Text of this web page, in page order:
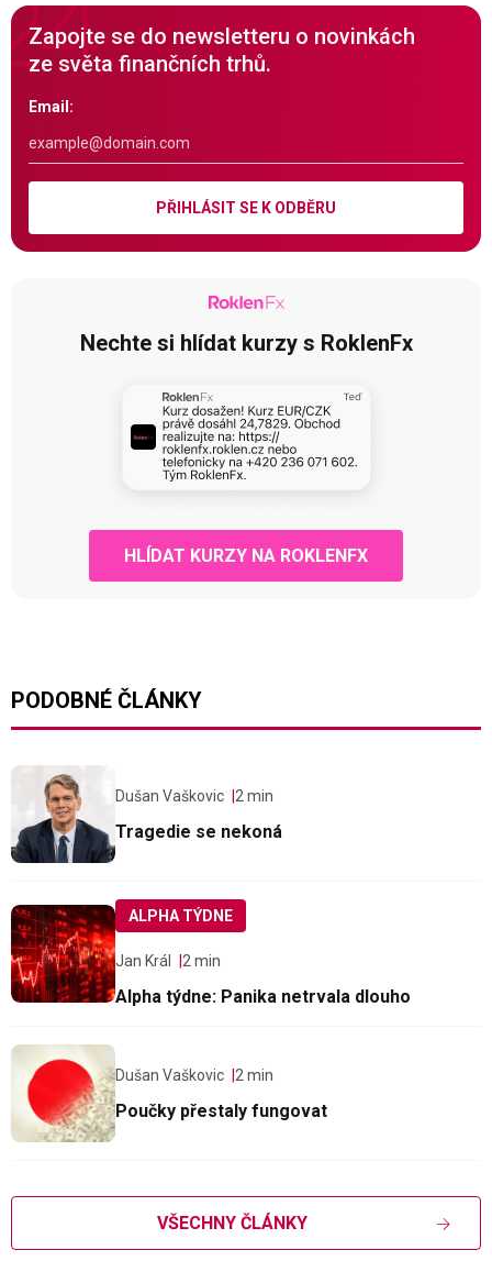
Zapojte se do newsletteru o novinkách
ze světa finančních trhů.
Email:
PŘIHLÁSIT SE K ODBĚRU
Nechte si hlídat kurzy s RoklenFx
HLÍDAT KURZY NA ROKLENFX
PODOBNÉ ČLÁNKY
Dušan Vaškovic 2 min
Tragedie se nekoná
ALPHA TÝDNE
Jan Král 2 min
Alpha týdne: Panika netrvala dlouho
Dušan Vaškovic 2 min
Poučky přestaly fungovat
VŠECHNY ČLÁNKY